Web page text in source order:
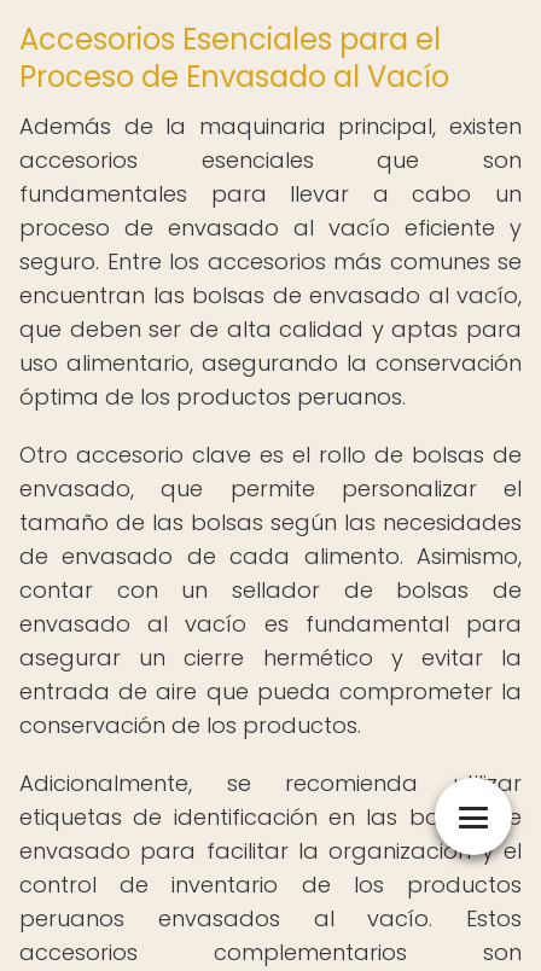
Accesorios Esenciales para el
Proceso de Envasado al Vacío
Además de la maquinaria principal, existen
accesorios esenciales que son
fundamentales para llevar a cabo un
proceso de envasado al vacío eficiente y
seguro. Entre los accesorios más comunes se
encuentran las bolsas de envasado al vacío,
que deben ser de alta calidad y aptas para
uso alimentario, asegurando la conservación
óptima de los productos peruanos.
Otro accesorio clave es el rollo de bolsas de
envasado, que permite personalizar el
tamaño de las bolsas según las necesidades
de envasado de cada alimento. Asimismo,
contar con un sellador de bolsas de
envasado al vacío es fundamental para
asegurar un cierre hermético y evitar la
entrada de aire que pueda comprometer la
conservación de los productos.
Adicionalmente, se recomienda utilizar
etiquetas de identificación en las bolsas de
envasado para facilitar la organización y el
control de inventario de los productos
peruanos envasados al vacío. Estos
accesorios complementarios son